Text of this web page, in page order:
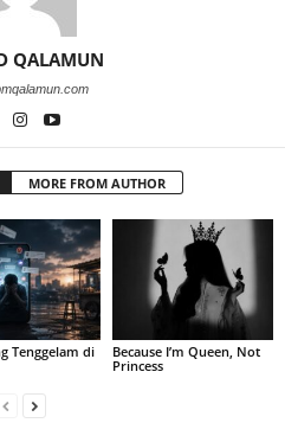
QALAMUN
MORE FROM AUTHOR
Tenggelam di
Because I’m Queen, Not
Princess